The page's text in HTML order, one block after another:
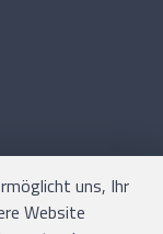
uns, Ihr
Website